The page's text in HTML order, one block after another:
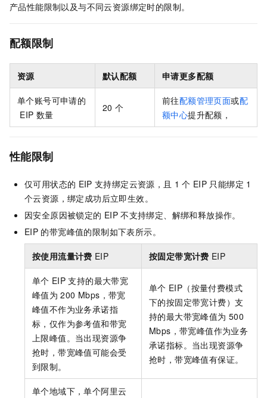
产品性能限制以及与不同云资源绑定时的限制。
配额限制
资源 默认配额 申请更多配额
单个账号可申请的
EIP 数量
20 个
前往配额管理页面或配
额中心提升配额，
性能限制
仅可用状态的 EIP 支持绑定云资源，且 1 个 EIP 只能绑定 1
个云资源，绑定成功后立即生效。
因安全原因被锁定的 EIP 不支持绑定、解绑和释放操作。
EIP 的带宽峰值的限制如下表所示。
按使用流量计费 EIP 按固定带宽计费 EIP
单个 EIP 支持的最大带宽
峰值为 200 Mbps，带宽
峰值不作为业务承诺指
标，仅作为参考值和带宽
上限峰值。当出现资源争
抢时，带宽峰值可能会受
到限制。
单个 EIP （按量付费模式
下的按固定带宽计费）支
持的最大带宽峰值为 500
Mbps，带宽峰值作为业务
承诺指标。当出现资源争
抢时，带宽峰值有保证。
单个地域下，单个阿里云